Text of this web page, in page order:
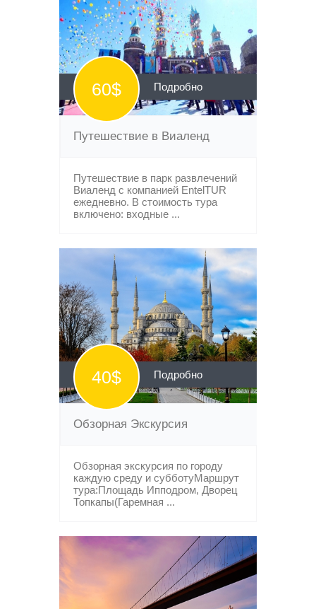
60$ Подробно
Путешествие в Виаленд
Путешествие в парк развлечений
Виаленд с компанией EntelTUR
ежедневно. В стоимость тура
включено: входные ...
40$ Подробно
Обзорная Экскурсия
Обзорная экскурсия по городу
каждую среду и субботуМаршрут
тура:Площадь Ипподром, Дворец
Топкапы(Гаремная ...